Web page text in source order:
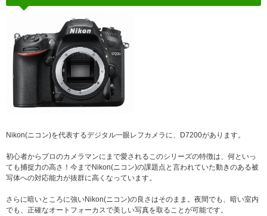
Nikon(ニコン)を代表するデジタル一眼レフカメラに、D7200があります。
初心者からプロのカメラマンにまで愛されるこのシリーズの特徴は、何といっ
ても捕捉力の高さ！今までNikon(ニコン)の課題点と言われていた動きのある被
写体への対応能力が抜群に高くなっています。
さらに暗いところに強いNikon(ニコン)の良さはそのまま。夜間でも、暗い室内
でも、正確なオートフォーカスで美しい写真を取ることが可能です。